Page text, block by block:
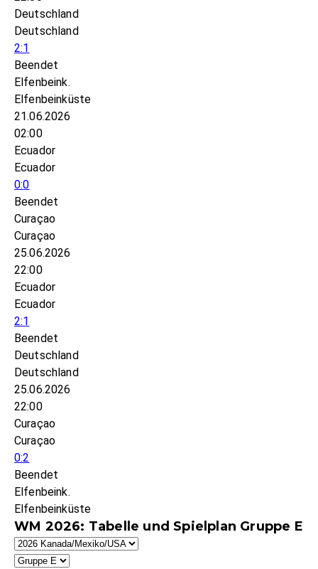
Deutschland
Deutschland
2:1
Beendet
Elfenbeink.
Elfenbeinküste
21.06.2026
02:00
Ecuador
Ecuador
0:0
Beendet
Curaçao
Curaçao
25.06.2026
22:00
Ecuador
Ecuador
2:1
Beendet
Deutschland
Deutschland
25.06.2026
22:00
Curaçao
Curaçao
0:2
Beendet
Elfenbeink.
Elfenbeinküste
WM 2026: Tabelle und Spielplan Gruppe E